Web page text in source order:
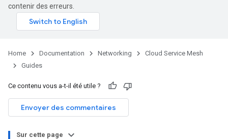
contenir des erreurs.
Home Documentation Networking
Cloud Service Mesh
Guides
Ce contenu vous a-t-il été utile ?
Envoyer des commentaires
Sur cette page